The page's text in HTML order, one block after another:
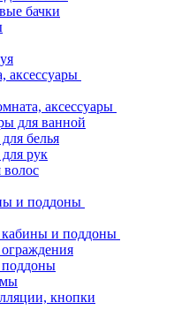
бачки
аксессуары
аксессуары
для ванной
белья
рук
и поддоны
и поддоны
кнопки